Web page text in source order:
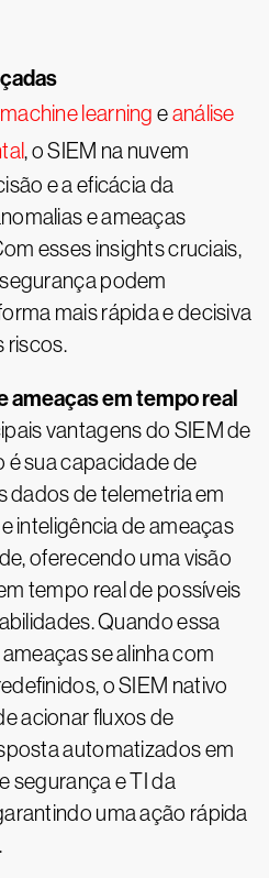
machine learning eanálise
, o SIEM na nuvem
e a eficácia da
e ameaças
esses insights cruciais,
podem
mais rápida e decisiva
riscos.
ameaças em tempo real
vantagens do SIEM de
é sua capacidade de
dados de telemetria em
inteligência de ameaças
oferecendo uma visão
tempo real de possíveis
Quando essa
se alinha com
o SIEM nativo
acionar fluxos de
automatizados em
segurança e TI da
uma ação rápida